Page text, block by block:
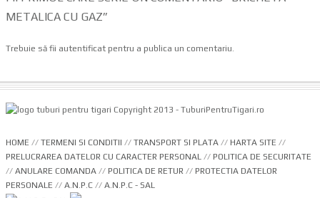
METALICA CU GAZ”
Trebuie să fii autentificat pentru a publica un comentariu.
Copyright 2013 - TuburiPentruTigari.ro
HOME // TERMENI SI CONDITII // TRANSPORT SI PLATA // HARTA SITE //
PRELUCRAREA DATELOR CU CARACTER PERSONAL // POLITICA DE SECURITATE
// ANULARE COMANDA // POLITICA DE RETUR // PROTECTIA DATELOR
PERSONALE // A.N.P.C // A.N.P.C - SAL